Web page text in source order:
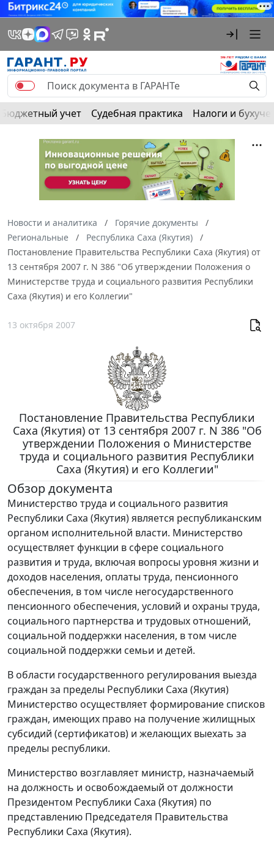
Бюджетный учет Судебная практика Налоги и
Новости и аналитика
Горячие документы
Региональные
Республика Саха (Якутия)
Постановление Правительства Республики Саха (Якутия) от
13 сентября 2007 г. N 386 "Об утверждении Положения о
Министерстве труда и социального развития Республики
Саха (Якутия) и его Коллегии"
13 октября 2007
Постановление Правительства Республики
Саха (Якутия) от 13 сентября 2007 г. N 386 "Об
утверждении Положения о Министерстве
труда и социального развития Республики
Саха (Якутия) и его Коллегии"
Обзор документа
Министерство труда и социального развития
Республики Саха (Якутия) является республиканским
органом исполнительной власти. Министерство
осуществляет функции в сфере социального
развития и труда, включая вопросы уровня жизни и
доходов населения, оплаты труда, пенсионного
обеспечения, в том числе негосударственного
пенсионного обеспечения, условий и охраны труда,
социального партнерства и трудовых отношений,
социальной поддержки населения, в том числе
социальной поддержки семьи и детей.
В области государственного регулирования выезда
граждан за пределы Республики Саха (Якутия)
Министерство осуществляет формирование списков
граждан, имеющих право на получение жилищных
субсидий (сертификатов) и желающих выехать за
пределы республики.
Министерство возглавляет министр, назначаемый
на должность и освобождаемый от должности
Президентом Республики Саха (Якутия) по
представлению Председателя Правительства
Республики Саха (Якутия).